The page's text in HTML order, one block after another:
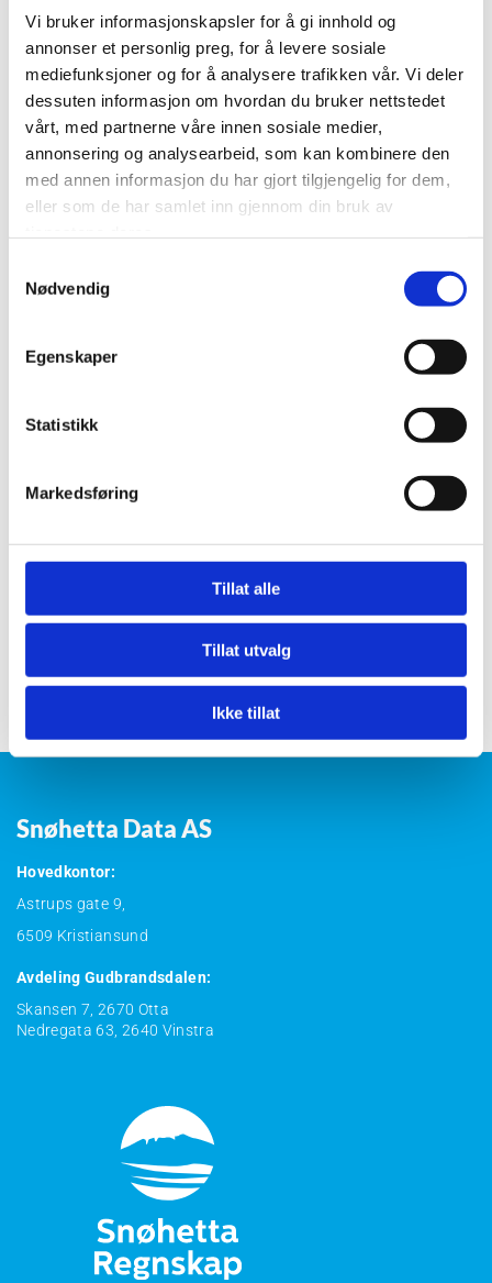
Vi bruker informasjonskapsler for å gi innhold og
annonser et personlig preg, for å levere sosiale
mediefunksjoner og for å analysere trafikken vår. Vi deler
dessuten informasjon om hvordan du bruker nettstedet
vårt, med partnerne våre innen sosiale medier,
annonsering og analysearbeid, som kan kombinere den
med annen informasjon du har gjort tilgjengelig for dem,
eller som de har samlet inn gjennom din bruk av
Nødvendig
Egenskaper
Statistikk
Markedsføring
Tillat alle
Tillat utvalg
Ikke tillat
Dataromsløsninger
Vi leverer løsninger for ditt datarom.
Rack
Server- og lagringsløsning
Virtualiseringsløsninger
Snøhetta Data AS
Hovedkontor:
Astrups gate 9,
6509 Kristiansund
Avdeling Gudbrandsdalen:
Skansen 7, 2670 Otta
Nedregata 63, 2640 Vinstra